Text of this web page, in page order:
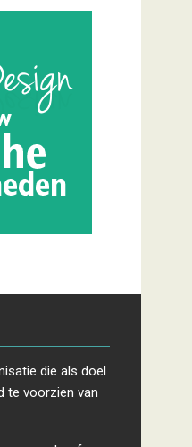
die als doel
te voorzien van